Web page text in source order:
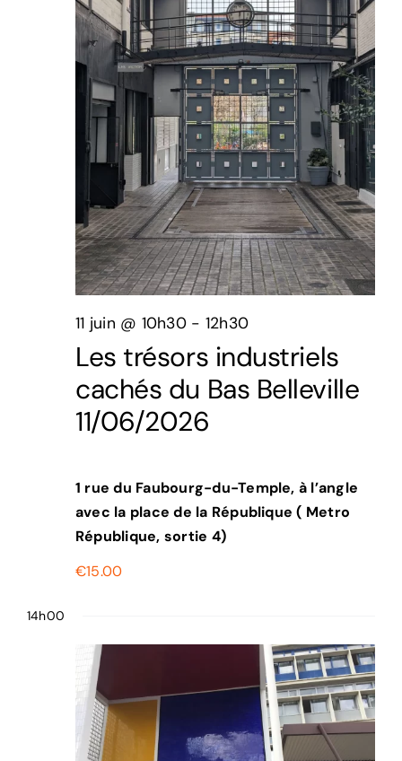
2026
Les trésors industriels
cachés du Bas Belleville
11/06/2026
11 juin @ 10h30- 12h30
1 rue du Faubourg-du-Temple, à l’angle
avec la place de la République ( Metro
République, sortie 4)
€15.00
14h00